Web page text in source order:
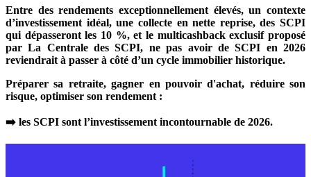
Entre des rendements exceptionnellement élevés, un contexte
d’investissement idéal, une collecte en nette reprise, des SCPI
qui dépasseront les 10 %, et le multicashback exclusif proposé
par La Centrale des SCPI, ne pas avoir de SCPI en 2026
reviendrait à passer à côté d’un cycle immobilier historique.
Préparer sa retraite, gagner en pouvoir d'achat, réduire son
risque, optimiser son rendement :
➡️ les SCPI sont l’investissement incontournable de 2026.